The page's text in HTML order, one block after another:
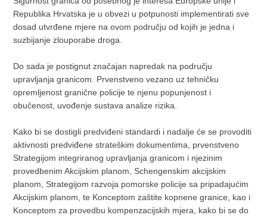
Republika Hrvatska je u obvezi u potpunosti implementirati sve
dosad utvrđene mjere na ovom području od kojih je jedna i
suzbijanje zlouporabe droga.
Do sada je postignut značajan napredak na području
upravljanja granicom. Prvenstveno vezano uz tehničku
opremljenost granične policije te njenu popunjenost i
obučenost, uvođenje sustava analize rizika.
Kako bi se dostigli predviđeni standardi i nadalje će se provoditi
aktivnosti predviđene strateškim dokumentima, prvenstveno
Strategijom integriranog upravljanja granicom i njezinim
provedbenim Akcijskim planom, Schengenskim akcijskim
planom, Strategijom razvoja pomorske policije sa pripadajućim
Akcijskim planom, te Konceptom zaštite kopnene granice, kao i
Konceptom za provedbu kompenzacijskih mjera, kako bi se do